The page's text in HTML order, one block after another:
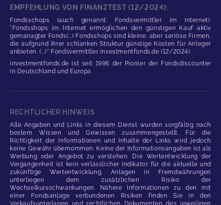
EMPFEHLUNG VON FINANZTEST (12/2024):
Fondsschops (auch genannt: Fondsvermittler im Internet).
"Fondsshops im Internet ermöglichen den günstigen Kauf aktiv
gemanagter Fonds(...) Fondsshops sind kleine, aber seriöse Firmen,
die aufgrund ihrer schlanken Struktur günstige Kosten für Anleger
anbieten. (...)" Fondsvermittler investmentfonds.de (12/2024)
investmentfonds.de ist seit 1996 der Pionier der Fondsdiscounter
in Deutschland und Europa.
RECHTLICHER HINWEIS
Alle Angaben und Links in diesem Dienst wurden sorgfältig nach
bestem Wissen und Gewissen zusammengestellt. Für die
Richtigkeit der Informationen und Inhalte der Links wird jedoch
keine Gewähr übernommen. Keine der Informationsangaben ist als
Werbung oder Angebot zu verstehen. Die Wertentwicklung der
Vergangenheit ist kein verlässlicher Indikator für die aktuelle und
zukünftige Wertentwicklung. Anlagen in Fremdwährungen
unterliegen dem zusätzlichen Risiko der
Wechselkursschwankungen. Nähere Informationen zu den mit
einer Fondsanlage verbundenen Risiken finden Sie in den
Verkaufsunterlagen und rechtlichen Dokumenten des jeweiligen